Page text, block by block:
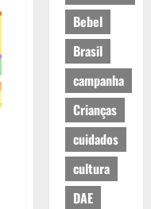
Bebel
Brasil
campanha
Crianças
cuidados
cultura
DAE